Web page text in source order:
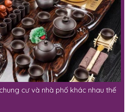
cư và nhà phố khác nhau thế